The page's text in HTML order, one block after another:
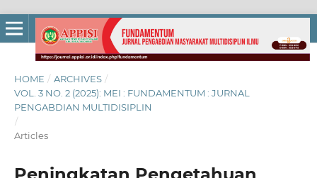
HOME / ARCHIVES /
VOL. 3 NO. 2 (2025): MEI : FUNDAMENTUM : JURNAL
PENGABDIAN MULTIDISIPLIN
/
Articles